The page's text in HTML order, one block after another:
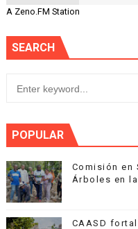
A Zeno.FM Station
SEARCH
POPULAR
Comisión en
Árboles en
CAASD